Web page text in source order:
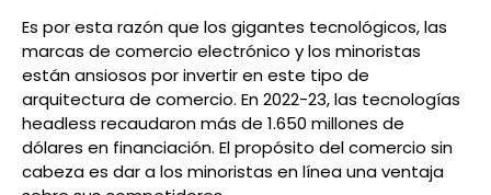
Es por esta razón que los gigantes tecnológicos, las
marcas de comercio electrónico y los minoristas
están ansiosos por invertir en este tipo de
arquitectura de comercio. En 2022-23, las tecnologías
headless recaudaron más de 1.650 millones de
dólares en financiación. El propósito del comercio sin
cabeza es dar a los minoristas en línea una ventaja